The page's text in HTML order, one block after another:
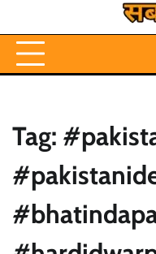
Tag: